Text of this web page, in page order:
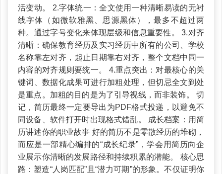
活变动。 2.字体统一：全文使用一种清晰易读的无衬
线字体（如微软雅黑、思源黑体），最多不超过两
种。通过字号变化来体现层级和信息重要性。 3.对齐
清晰：确保教育经历及实习经历中所有的公司、学校
名称靠左对齐，起止日期靠右对齐，整个文档中同一
内容的对齐规则要统一。 4.重点突出：对最核心的关
键词、数据化成果可进行加粗处理，但切忌全文到处
是重点。加粗的目的是为了引导视线，而非装饰。 切
记，简历最终一定要导出为PDF格式投递，以避免不
同设备、软件打开时出现格式错乱。 成长档案：用简
历讲述你的职业故事 好的简历不是零散经历的堆砌，
而应是一部精心编排的“成长纪录”，学会用简历向企
业展示你清晰的发展路径和持续积累的潜能。 核心思
路：塑造“人岗匹配”且“潜力可期”的形象。不仅证明你